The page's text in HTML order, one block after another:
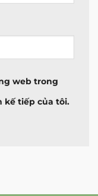
web trong
kế tiếp của tôi.